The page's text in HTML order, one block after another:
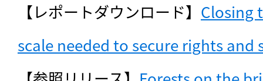
【レポートダウンロード】 Closing
scale needed to secure rights and